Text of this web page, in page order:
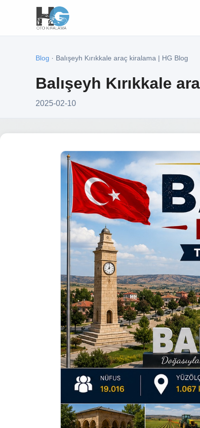
Blog · Balışeyh Kırıkkale araç kiralama | HG Blog
Balışeyh Kırıkkale
2025-02-10